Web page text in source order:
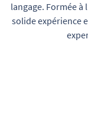
langage. Formée à
solide expérience